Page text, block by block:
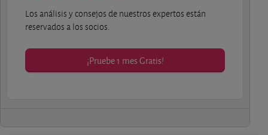
Los análisis y consejos de nuestros expertos están
reservados a los socios.
¡Pruebe 1 mes Gratis!